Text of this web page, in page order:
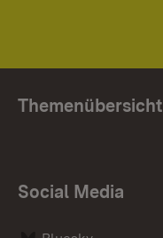
Themenübersicht
Social Media